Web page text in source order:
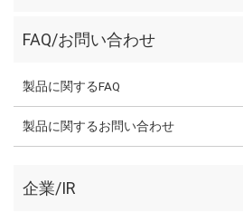
FAQ/お問い合わせ
製品に関するFAQ
製品に関するお問い合わせ
企業/IR